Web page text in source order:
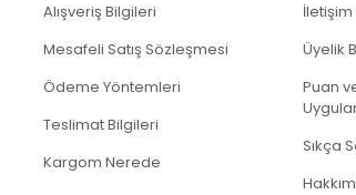
Alışveriş Bilgileri
Mesafeli Satış Sözleşmesi
Ödeme Yöntemleri
Teslimat Bilgileri
Kargom Nerede
Üyelik
Puan
Sıkça